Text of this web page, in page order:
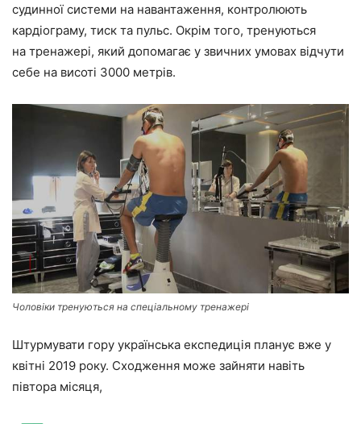
судинної системи на навантаження, контролюють
кардіограму, тиск та пульс. Окрім того, тренуються
на тренажері, який допомагає у звичних умовах відчути
себе на висоті 3000 метрів.
Чоловіки тренуються на спеціальному тренажері
Штурмувати гору українська експедиція планує вже у
квітні 2019 року. Сходження може зайняти навіть
півтора місяця,